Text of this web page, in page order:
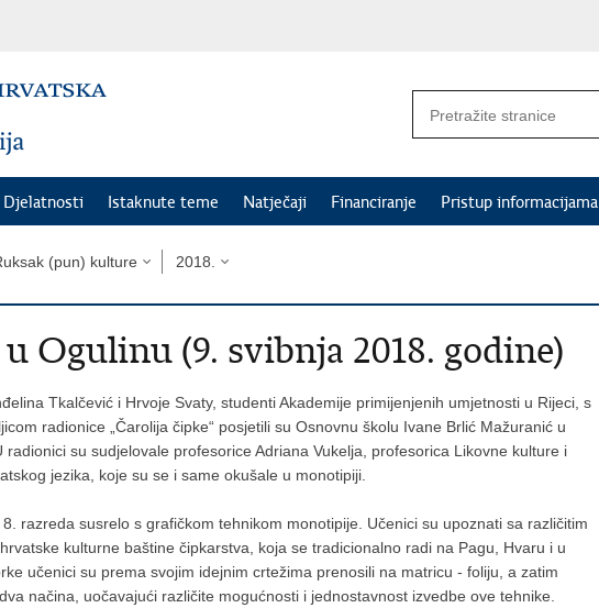
Djelatnosti Istaknute teme Natječaji Financiranje Pristup informacijama
(pun) kulture 2018.
Ogulinu (9. svibnja 2018. godine)
Tkalčević i Hrvoje Svaty, studenti Akademije primijenjenih umjetnosti u Rijeci, s
radionice „Čarolija čipke“ posjetili su Osnovnu školu Ivane Brlić Mažuranić u
su sudjelovale profesorice Adriana Vukelja, profesorica Likovne kulture i
jezika, koje su se i same okušale u monotipiji.
razreda susrelo s grafičkom tehnikom monotipije. Učenici su upoznati sa različitim
kulturne baštine čipkarstva, koja se tradicionalno radi na Pagu, Hvaru i u
učenici su prema svojim idejnim crtežima prenosili na matricu - foliju, a zatim
načina, uočavajući različite mogućnosti i jednostavnost izvedbe ove tehnike.